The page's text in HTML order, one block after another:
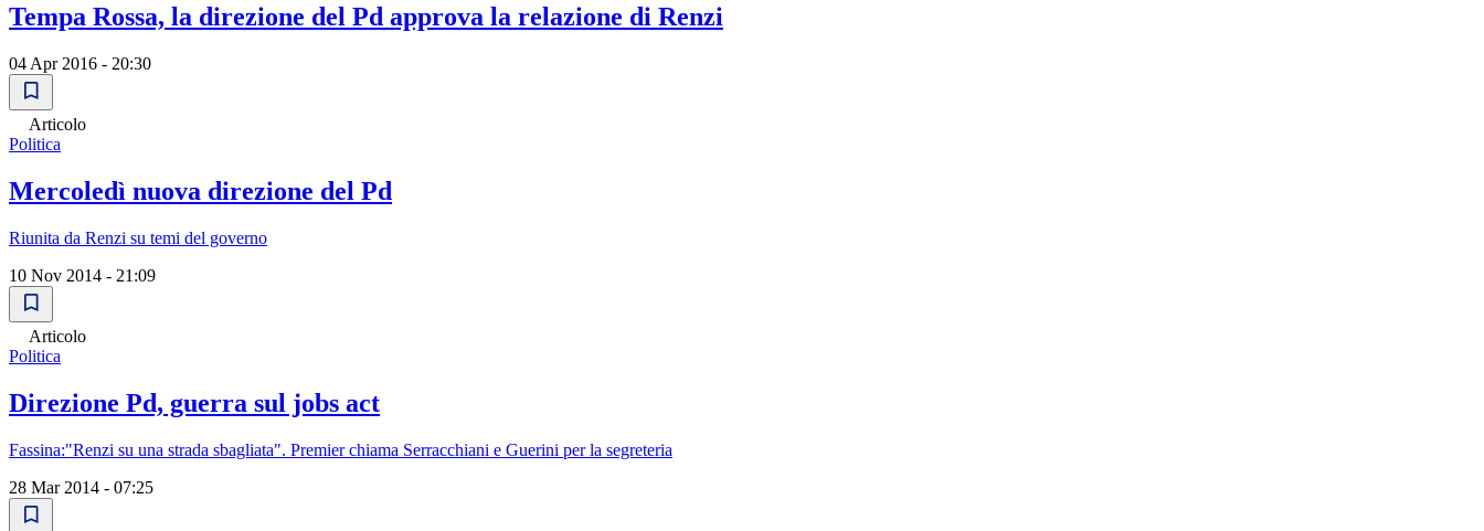
Tempa Rossa, la direzione del Pd approva la relazione di Renzi
04 Apr 2016 - 20:30
Articolo
Politica
Mercoledì nuova direzione del Pd
Riunita da Renzi su temi del governo
10 Nov 2014 - 21:09
Articolo
Politica
Direzione Pd, guerra sul jobs act
Fassina:"Renzi su una strada sbagliata". Premier chiama Serracchiani e Guerini per la segreteria
28 Mar 2014 - 07:25